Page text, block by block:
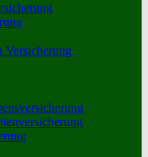
Versicherung